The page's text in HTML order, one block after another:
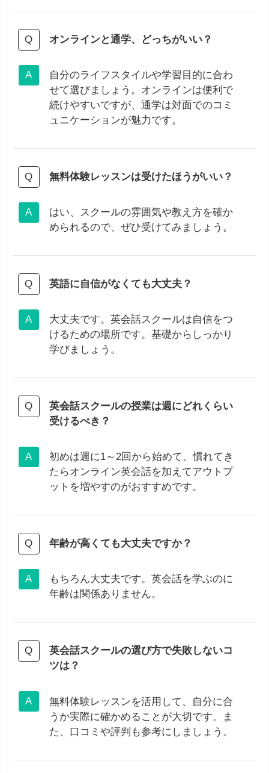
オンラインと通学、どっちがいい？
自分のライフスタイルや学習目的に合わ
せて選びましょう。オンラインは便利で
続けやすいですが、通学は対面でのコミ
ュニケーションが魅力です。
無料体験レッスンは受けたほうがいい？
はい、スクールの雰囲気や教え方を確か
められるので、ぜひ受けてみましょう。
英語に自信がなくても大丈夫？
大丈夫です。英会話スクールは自信をつ
けるための場所です。基礎からしっかり
学びましょう。
英会話スクールの授業は週にどれくらい
受けるべき？
初めは週に1～2回から始めて、慣れてき
たらオンライン英会話を加えてアウトプ
ットを増やすのがおすすめです。
年齢が高くても大丈夫ですか？
もちろん大丈夫です。英会話を学ぶのに
年齢は関係ありません。
英会話スクールの選び方で失敗しないコ
ツは？
無料体験レッスンを活用して、自分に合
うか実際に確かめることが大切です。ま
た、口コミや評判も参考にしましょう。